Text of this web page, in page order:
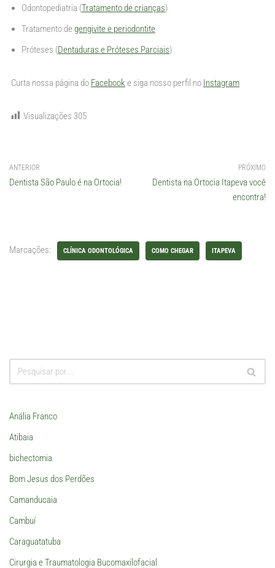
Odontopediatria (Tratamento de crianças)
Tratamento degengivite e periodontite
Próteses (Dentaduras e Próteses Parciais)
Curta nossa página do Facebook e siga nosso perfil no Instagram
Visualizações 305
ANTERIOR
Dentista São Paulo é na Ortocia!
PRÓXIMO
Dentista na Ortocia Itapeva você
encontra!
Marcações: CLÍNICA ODONTOLÓGICA COMO CHEGAR ITAPEVA
Anália Franco
Atibaia
bichectomia
Bom Jesus dos Perdões
Camanducaia
Cambuí
Caraguatatuba
Cirurgia e Traumatologia Bucomaxilofacial